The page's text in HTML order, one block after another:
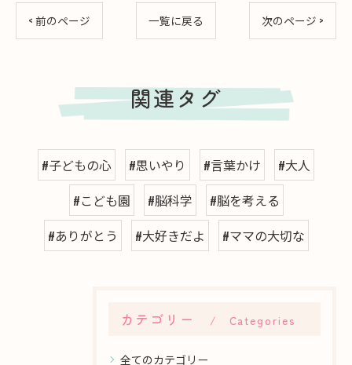
< 前のページ 一覧に戻る 次のページ >
関連タグ
#子どもの心 #思いやり #言葉かけ
#大人
#こども園
#脳科学
#脳を考える
#ありがとう
#大好きだよ #ママの大切な
カテゴリー Categories
全てのカテゴリー